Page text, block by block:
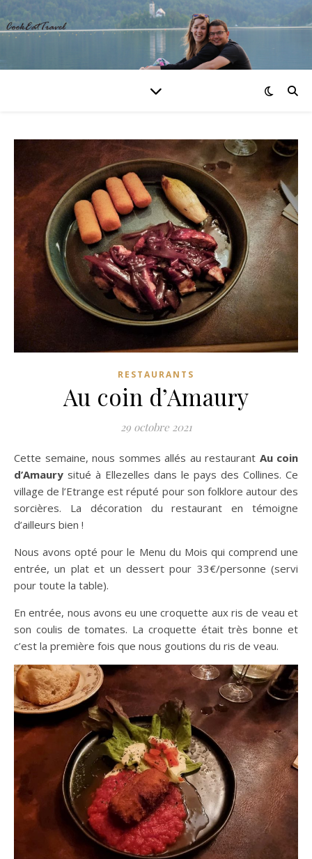
RESTAURANTS
Au coin d’Amaury
29 octobre 2021
Cette semaine, nous sommes allés au restaurant Au coin
d’Amaury situé à Ellezelles dans le pays des Collines. Ce
village de l’Etrange est réputé pour son folklore autour des
sorcières. La décoration du restaurant en témoigne
d’ailleurs bien !
Nous avons opté pour le Menu du Mois qui comprend une
entrée, un plat et un dessert pour 33€/personne (servi
pour toute la table).
En entrée, nous avons eu une croquette aux ris de veau et
son coulis de tomates. La croquette était très bonne et
c’est la première fois que nous goutions du ris de veau.